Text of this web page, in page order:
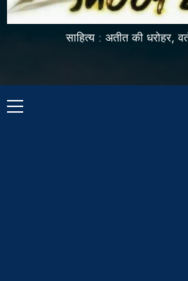
साहित्य : अतीत की धरोहर,